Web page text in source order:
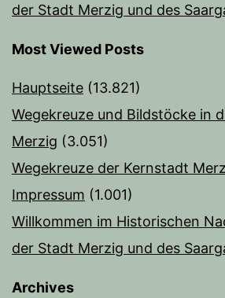
der Stadt Merzig und des
Most Viewed Posts
Hauptseite (13.821)
Wegekreuze und Bildstöcke in
Merzig (3.051)
Wegekreuze der Kernstadt
Impressum (1.001)
Willkommen im Historischen
der Stadt Merzig und des
Archives